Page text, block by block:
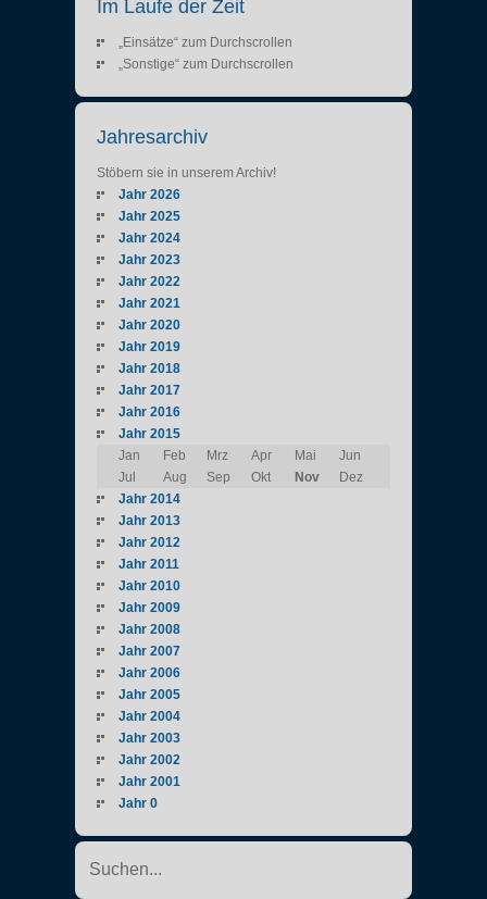
Im Laufe der Zeit
„Einsätze“ zum Durchscrollen
„Sonstige“ zum Durchscrollen
Jahresarchiv
Stöbern sie in unserem Archiv!
Jahr 2026
Jahr 2025
Jahr 2024
Jahr 2023
Jahr 2022
Jahr 2021
Jahr 2020
Jahr 2019
Jahr 2018
Jahr 2017
Jahr 2016
Jahr 2015
Jan
Feb Mrz Apr Mai
Jun
Jul
Aug Sep Okt Nov
Dez
Jahr 2014
Jahr 2013
Jahr 2012
Jahr 2011
Jahr 2010
Jahr 2009
Jahr 2008
Jahr 2007
Jahr 2006
Jahr 2005
Jahr 2004
Jahr 2003
Jahr 2002
Jahr 2001
Jahr 0